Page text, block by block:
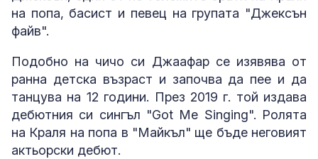
на попа, басист и певец на групата "Джексън
файв".
Подобно на чичо си Джаафар се изявява от
ранна детска възраст и започва да пее и да
танцува на 12 години. През 2019 г. той издава
дебютния си сингъл "Got Me Singing". Ролята
на Краля на попа в "Майкъл" ще бъде неговият
актьорски дебют.